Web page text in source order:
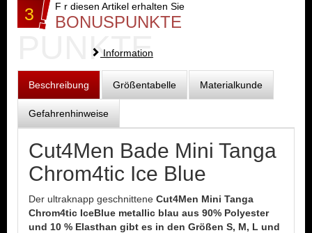
3 F r diesen Artikel erhalten Sie
BONUSPUNKTE
PUNKTE
Information
Beschreibung Größentabelle Materialkunde
Gefahrenhinweise
Cut4Men Bade Mini Tanga
Chrom4tic Ice Blue
Der ultraknapp geschnittene Cut4Men Mini Tanga
Chrom4tic IceBlue metallic blau aus 90% Polyester
und 10 % Elasthan gibt es in den Größen S, M, L und